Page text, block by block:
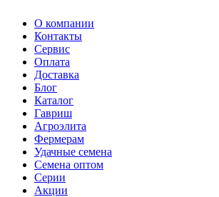
О компании
Контакты
Сервис
Оплата
Доставка
Блог
Каталог
Гавриш
Агроэлита
Фермерам
Удачные семена
Семена оптом
Серии
Акции